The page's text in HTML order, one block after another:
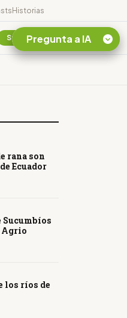
Historias
Suscribirse
rana son
Ecuador
Sucumbíos
Agrio
los ríos de
Pregunta a IA
¿En que consiste la